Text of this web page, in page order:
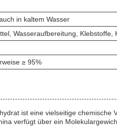
in kaltem Wasser
Wasseraufbereitung, Klebstoffe,
≥ 95%
ist eine vielseitige
verfügt über ein